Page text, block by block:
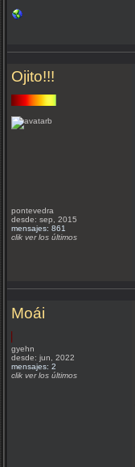
Ojito!!!
pontevedra
desde: sep, 2015
mensajes: 861
clik ver los últimos
Moái
gyehn
desde: jun, 2022
mensajes: 2
clik ver los últimos